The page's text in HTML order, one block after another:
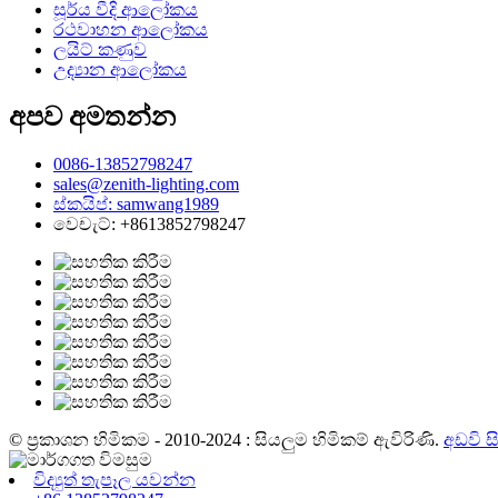
සූර්ය වීදි ආලෝකය
රථවාහන ආලෝකය
ලයිට් කණුව
උද්‍යාන ආලෝකය
අපව අමතන්න
0086-13852798247
sales@zenith-lighting.com
ස්කයිප්: samwang1989
වෙචැට්: +8613852798247
© ප්‍රකාශන හිමිකම - 2010-2024 : සියලුම හිමිකම් ඇවිරිණි. අඩවි
විද්‍යුත් තැපෑල යවන්න